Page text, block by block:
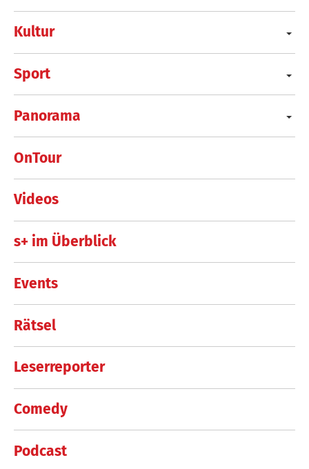
Kultur
Sport
Panorama
OnTour
Videos
s+ im Überblick
Events
Rätsel
Leserreporter
Comedy
Podcast